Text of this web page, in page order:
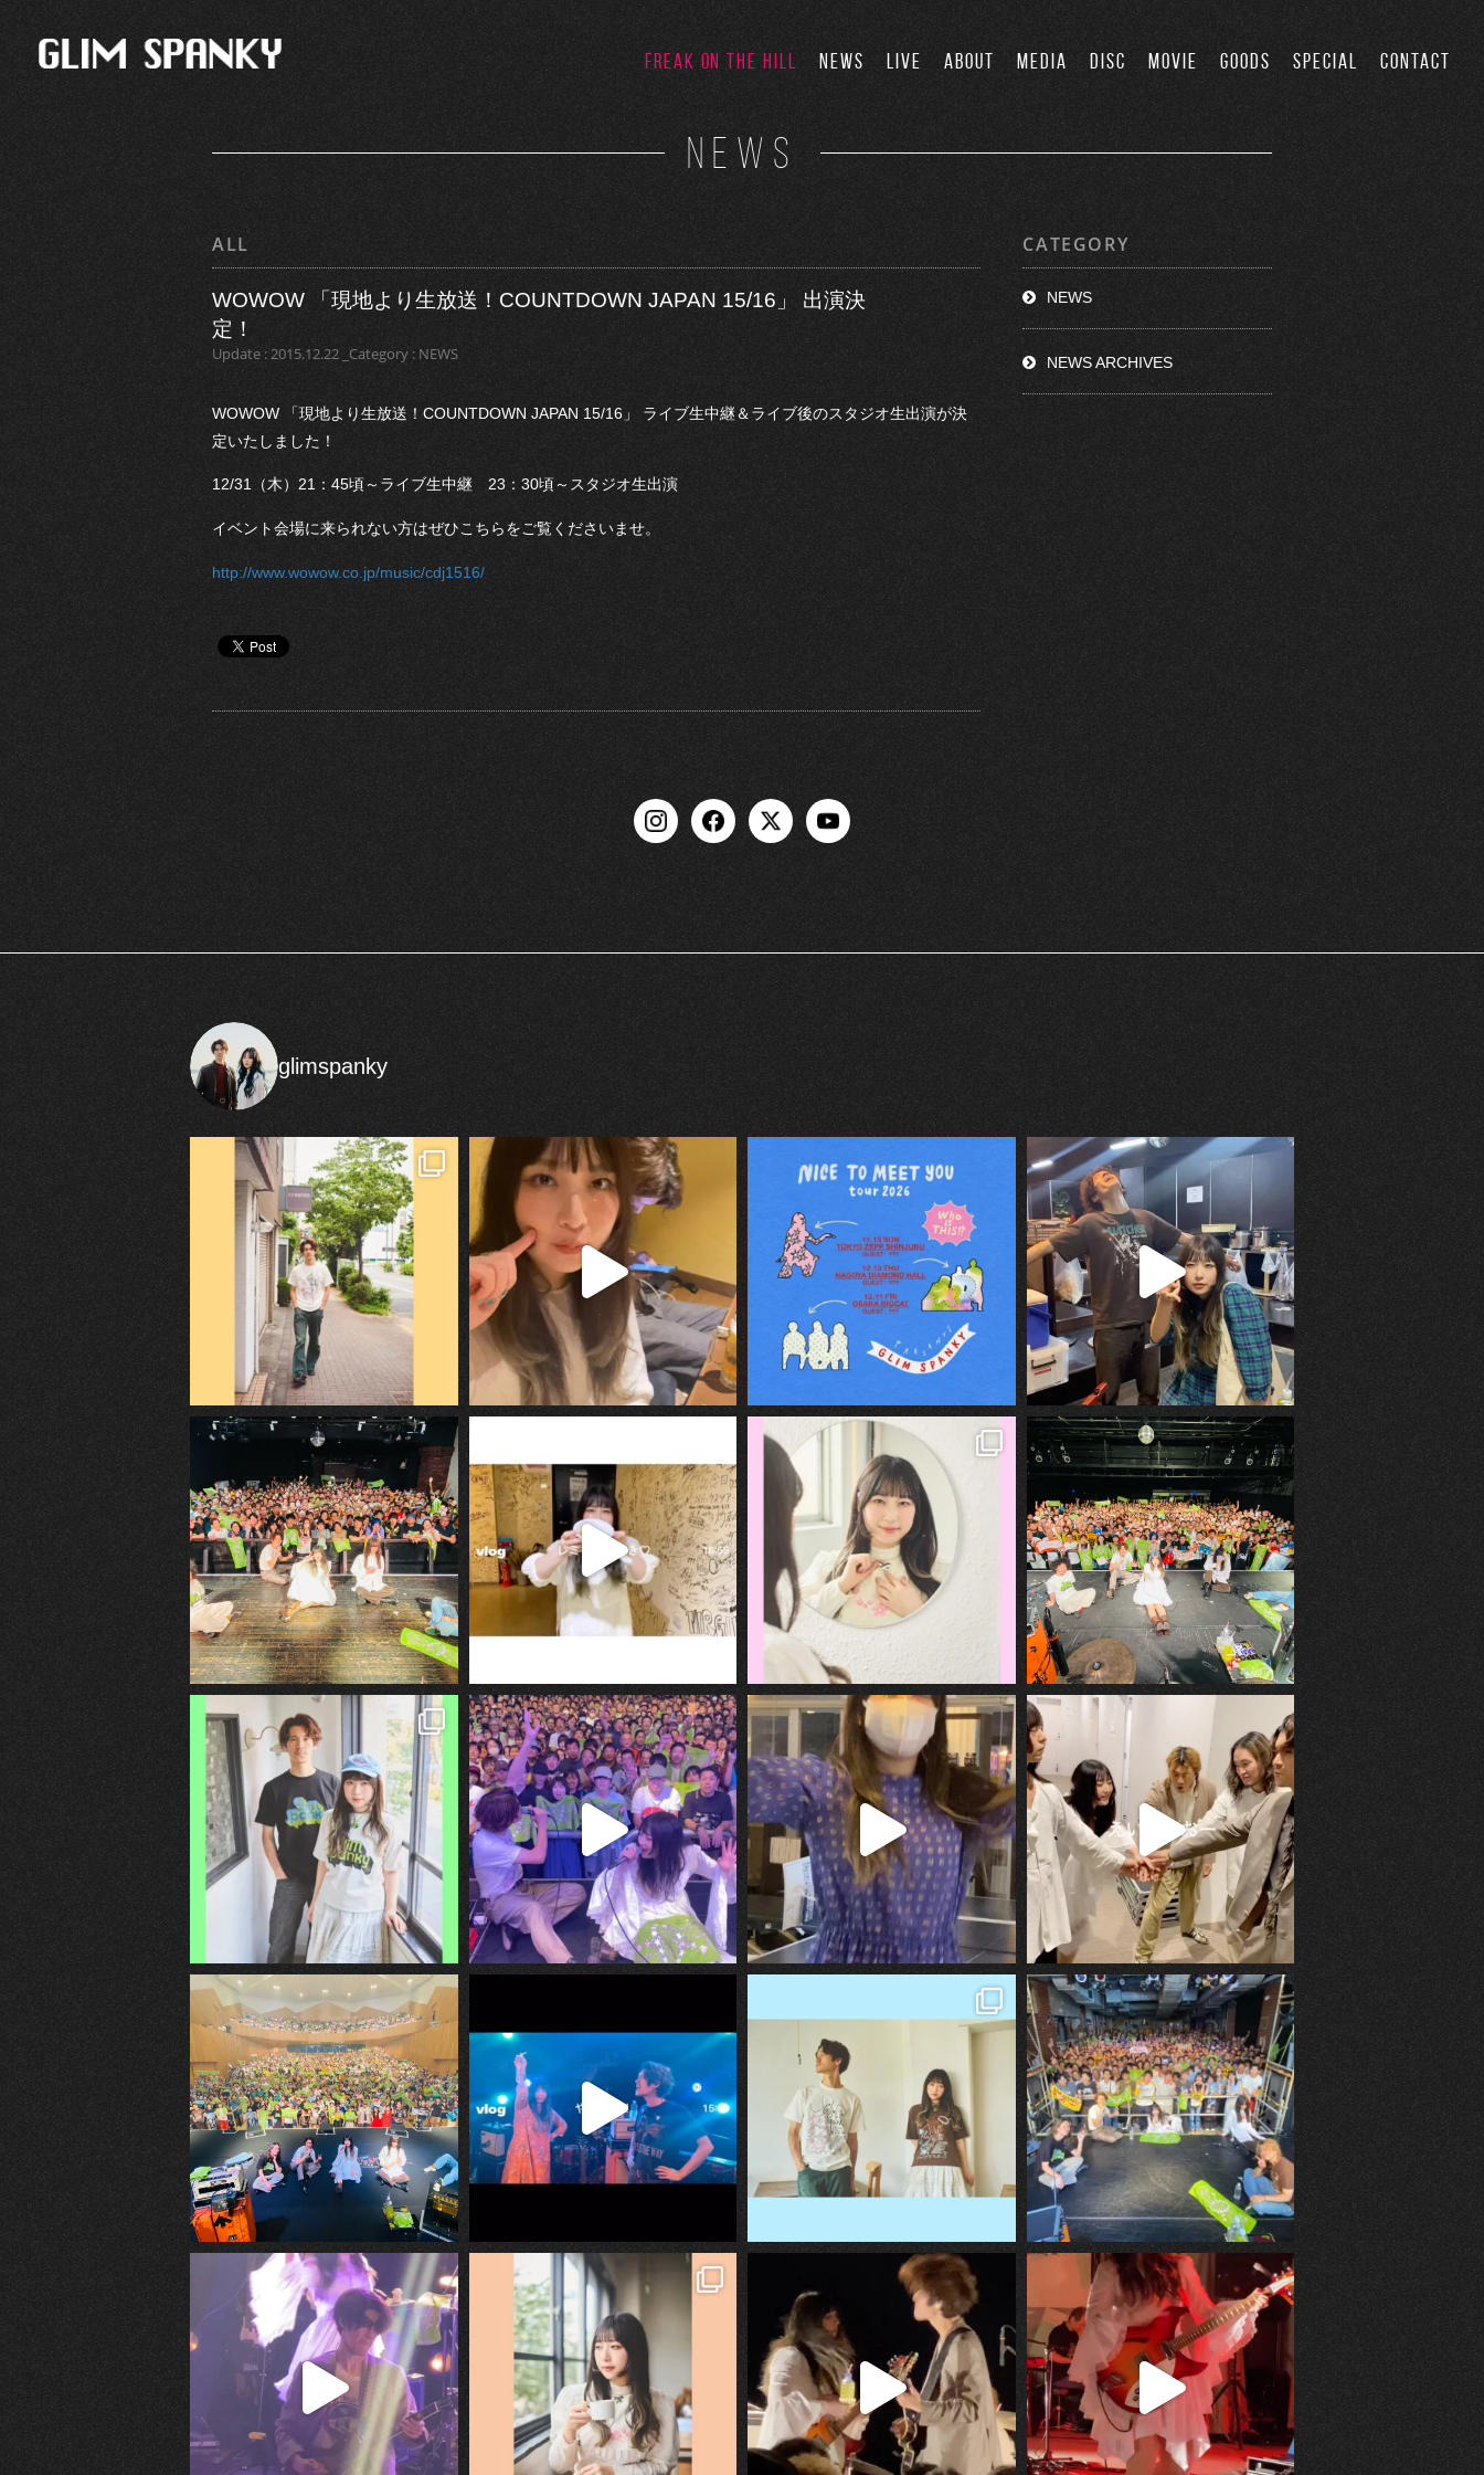
FREAK ON THE HILL NEWS LIVE ABOUT MEDIA DISC MOVIE GOODS SPECIAL CONTACT
NEWS
ALL
WOWOW 「現地より生放送！COUNTDOWN JAPAN 15/16」 出演決
定！
Update : 2015.12.22 _Category : NEWS
WOWOW 「現地より生放送！COUNTDOWN JAPAN 15/16」 ライブ生中継＆ライブ後のスタジオ生出演が決
定いたしました！
12/31（木）21：45頃～ライブ生中継 23：30頃～スタジオ生出演
イベント会場に来られない方はぜひこちらをご覧くださいませ。
http://www.wowow.co.jp/music/cdj1516/
CATEGORY
NEWS
NEWS ARCHIVES
glimspanky